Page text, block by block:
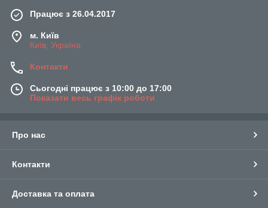
Працює з 26.04.2017
м. Київ
Київ, Україна
Контакти
Сьогодні працює з 10:00 до 17:00
Показати весь графік роботи
Про нас
Контакти
Доставка та оплата